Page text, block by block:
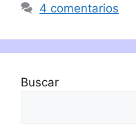
4 comentarios
Buscar